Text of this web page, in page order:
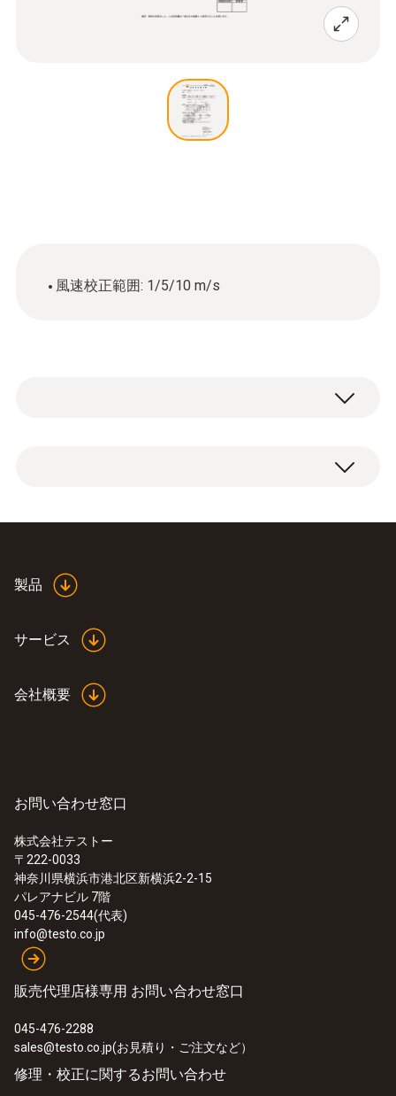
風速校正範囲: 1/5/10 m/s
※英文校正証明書/トレーサビリティ体系図を
校正証明書（試験成績書含む)、トレーサビ
製品
サービス
会社概要
お問い合わせ窓口
株式会社テストー
〒222-0033
神奈川県横浜市港北区新横浜2-2-15
パレアナビル 7階
045-476-2544(代表)
info@testo.co.jp
販売代理店様専用 お問い合わせ窓口
045-476-2288
sales@testo.co.jp(お見積り・ご注文など）
修理・校正に関するお問い合わせ